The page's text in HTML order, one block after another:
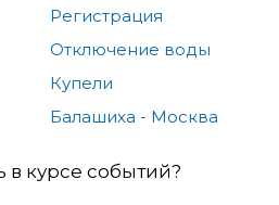
Регистрация
Отключение воды
Купели
Балашиха - Москва
в курсе событий?